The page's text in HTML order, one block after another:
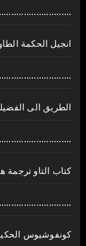
انجيل الحكمة
الطريق الى
كتاب التاو ترجمة
كونفوشيوس